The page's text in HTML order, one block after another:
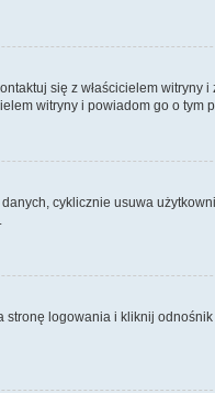
się z właścicielem witryny
witryny i powiadom go o tym
cyklicznie usuwa
logowania i kliknij odnośnik